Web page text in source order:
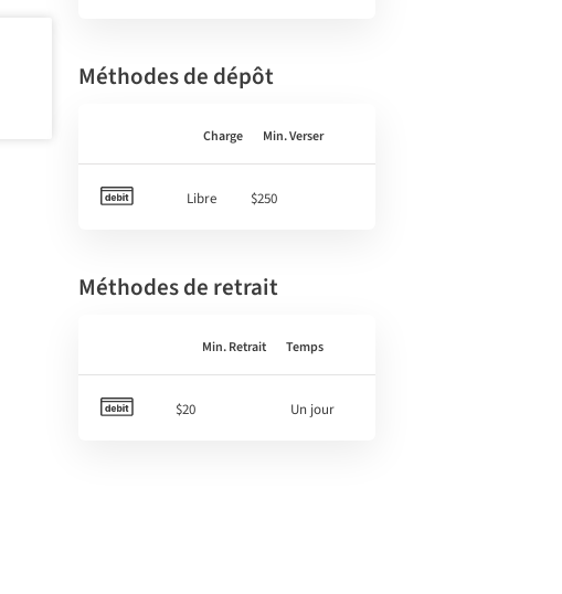
Méthodes de dépôt
Charge Min. Verser
Libre $250
Méthodes de retrait
Min. Retrait Temps
$20 Un jour